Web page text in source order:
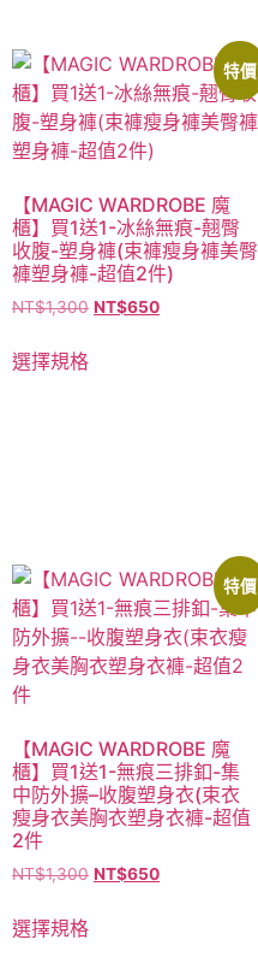
特價
【MAGIC WARDROBE 魔
櫃】買1送1-冰絲無痕-翹臀
收腹-塑身褲(束褲瘦身褲美臀
褲塑身褲-超值2件)
NT$1,300 NT$650
選擇規格
特價
【MAGIC WARDROBE 魔
櫃】買1送1-無痕三排釦-集
中防外擴–收腹塑身衣(束衣
瘦身衣美胸衣塑身衣褲-超值
2件
NT$1,300 NT$650
選擇規格